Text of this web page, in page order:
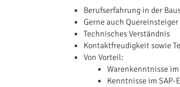
Berufserfahrung in der
Gerne auch
Technisches Verständnis
Kontaktfreudigkeit sowie
Von Vorteil:
Warenkenntnisse
Kenntnisse im SAP-